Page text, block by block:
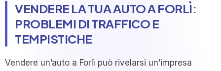
VENDERE LA TUA AUTO A FORLÌ:
PROBLEMI DI TRAFFICO E
TEMPISTICHE
Vendere un’auto a Forlì può rivelarsi un’impresa